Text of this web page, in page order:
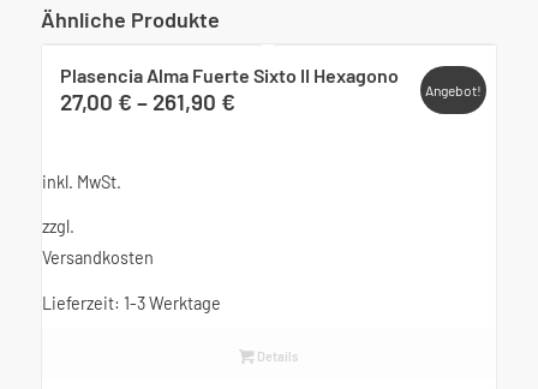
Ähnliche Produkte
Plasencia Alma Fuerte Sixto II Hexagono
27,00 € – 261,90 € Angebot!
inkl. MwSt.
zzgl.
Versandkosten
Lieferzeit: 1-3 Werktage
Details